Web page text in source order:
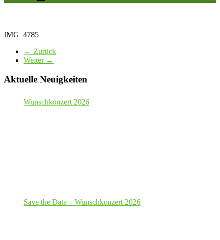
IMG_4785
← Zurück
Weiter →
Aktuelle Neuigkeiten
Wunschkonzert 2026
Save the Date – Wunschkonzert 2026